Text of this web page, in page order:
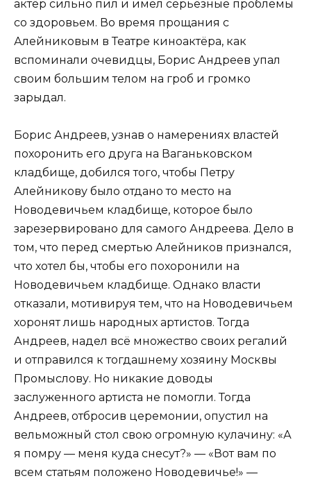
актёр сильно пил и имел серьёзные проблемы
со здоровьем. Во время прощания с
Алейниковым в Театре киноактёра, как
вспоминали очевидцы, Борис Андреев упал
своим большим телом на гроб и громко
зарыдал.
Борис Андреев, узнав о намерениях властей
похоронить его друга на Ваганьковском
кладбище, добился того, чтобы Петру
Алейникову было отдано то место на
Новодевичьем кладбище, которое было
зарезервировано для самого Андреева. Дело в
том, что перед смертью Алейников признался,
что хотел бы, чтобы его похоронили на
Новодевичьем кладбище. Однако власти
отказали, мотивируя тем, что на Новодевичьем
хоронят лишь народных артистов. Тогда
Андреев, надел всё множество своих регалий
и отправился к тогдашнему хозяину Москвы
Промыслову. Но никакие доводы
заслуженного артиста не помогли. Тогда
Андреев, отбросив церемонии, опустил на
вельможный стол свою огромную кулачину: «А
я помру — меня куда снесут?» — «Вот вам по
всем статьям положено Новодевичье!» —